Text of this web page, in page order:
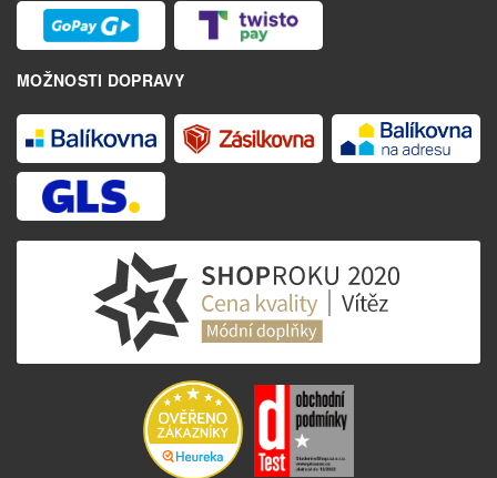
MOŽNOSTI DOPRAVY